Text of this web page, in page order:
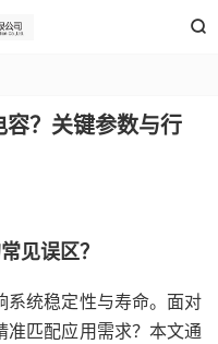

？关键参数与行
见误区？
系统稳定性与寿命。面对
准匹配应用需求？本文通